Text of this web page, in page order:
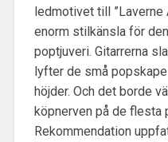
ledmotivet till ”Laverne
enorm stilkänsla för
poptjuveri. Gitarrerna
lyfter de små
höjder. Och det borde
köpnerven på de flesta
Rekommendation